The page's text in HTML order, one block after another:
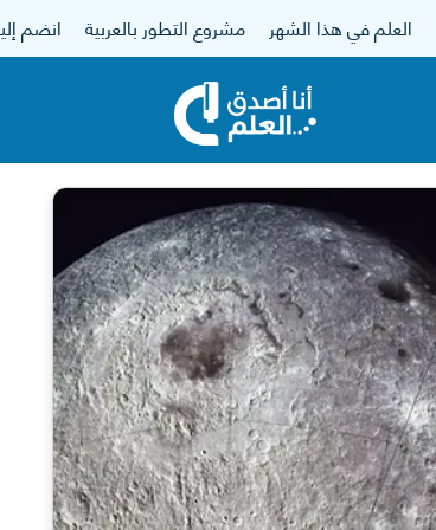
العلم في هذا الشهر مشروع التطور بالعربية انضم